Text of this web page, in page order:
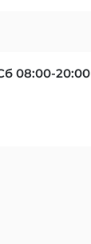
08:00-20:00